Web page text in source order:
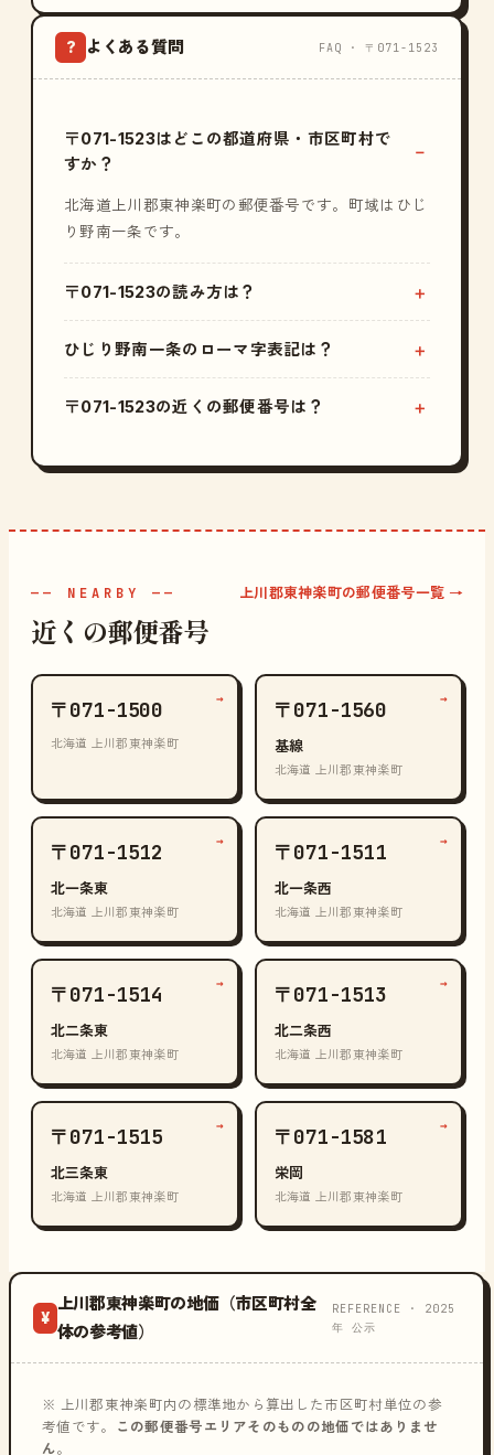
? よくある質問 FAQ · 〒071-1523
〒071-1523はどこの都道府県・市区町村で
すか？
北海道上川郡東神楽町の郵便番号です。町域はひじ
り野南一条です。
〒071-1523の読み方は？
ひじり野南一条のローマ字表記は？
〒071-1523の近くの郵便番号は？
—— NEARBY ——
近くの郵便番号
上川郡東神楽町の郵便番号一覧 →
〒071-1500
北海道 上川郡東神楽町
→ 〒071-1560
基線
北海道 上川郡東神楽町
→
〒071-1512
北一条東
北海道 上川郡東神楽町
→ 〒071-1511
北一条西
北海道 上川郡東神楽町
→
〒071-1514
北二条東
北海道 上川郡東神楽町
→ 〒071-1513
北二条西
北海道 上川郡東神楽町
→
〒071-1515
北三条東
北海道 上川郡東神楽町
→ 〒071-1581
栄岡
北海道 上川郡東神楽町
→
¥
上川郡東神楽町の地価（市区町村全
体の参考値）
REFERENCE · 2025
年 公示
※ 上川郡東神楽町内の標準地から算出した市区町村単位の参
考値です。
この郵便番号エリアそのものの地価ではありませ
ん。